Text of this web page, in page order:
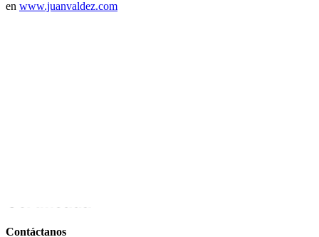
en www.juanvaldez.com
Contáctanos